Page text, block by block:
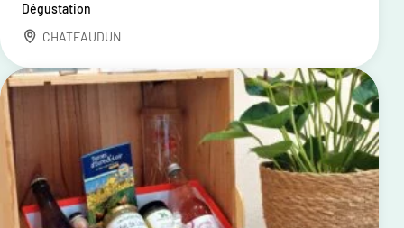
Dégustation
CHATEAUDUN